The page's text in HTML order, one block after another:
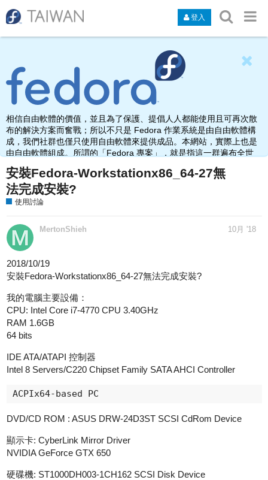
登入
相信自由軟體的價值，並且為了保護、提倡人人都能使用且可再次散
布的解決方案而奮戰；所以不只是 Fedora 作業系統是由自由軟體構
成，我們社群也僅只使用自由軟體來提供成品。本網站，實際上也是
由自由軟體組成。所謂的「Fedora 專案」，就是指這一群遍布全世
界，由於熱愛、使用、打造自由軟體而聚集在此之人的名稱。
安裝Fedora-Workstationx86_64-27無
法完成安裝?
使用討論
MertonShieh 10月 '18
2018/10/19
安裝Fedora-Workstationx86_64-27無法完成安裝?
我的電腦主要設備：
CPU: Intel Core i7-4770 CPU 3.40GHz
RAM 1.6GB
64 bits
IDE ATA/ATAPI 控制器
Intel 8 Servers/C220 Chipset Family SATA AHCI Controller
ACPIx64-based PC
DVD/CD ROM : ASUS DRW-24D3ST SCSI CdRom Device
顯示卡: CyberLink Mirror Driver
NVIDIA GeForce GTX 650
硬碟機: ST1000DH003-1CH162 SCSI Disk Device